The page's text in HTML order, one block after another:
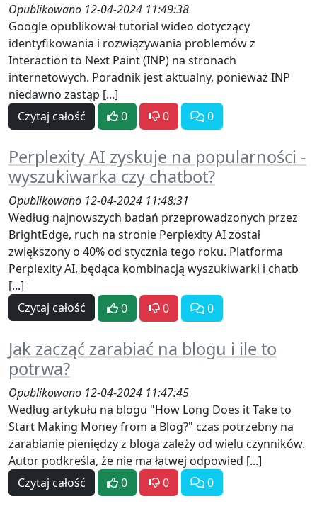
Opublikowano 12-04-2024 11:49:38
Google opublikował tutorial wideo dotyczący
identyfikowania i rozwiązywania problemów z
Interaction to Next Paint (INP) na stronach
internetowych. Poradnik jest aktualny, ponieważ INP
niedawno zastąp [...]
Czytaj całość
0 0 0
Perplexity AI zyskuje na popularności -
wyszukiwarka czy chatbot?
Opublikowano 12-04-2024 11:48:31
Według najnowszych badań przeprowadzonych przez
BrightEdge, ruch na stronie Perplexity AI został
zwiększony o 40% od stycznia tego roku. Platforma
Perplexity AI, będąca kombinacją wyszukiwarki i chatb
[...]
Czytaj całość
0 0 0
Jak zacząć zarabiać na blogu i ile to
potrwa?
Opublikowano 12-04-2024 11:47:45
Według artykułu na blogu "How Long Does it Take to
Start Making Money from a Blog?" czas potrzebny na
zarabianie pieniędzy z bloga zależy od wielu czynników.
Autor podkreśla, że nie ma łatwej odpowied [...]
Czytaj całość
0 0 0